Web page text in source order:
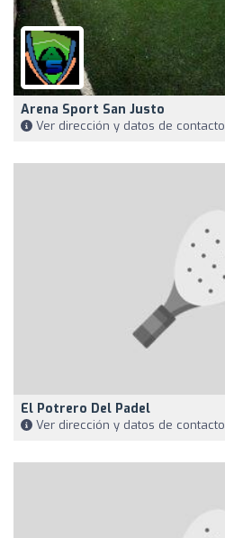
Arena Sport San Justo
Ver dirección y datos de contacto
El Potrero Del Padel
Ver dirección y datos de contacto